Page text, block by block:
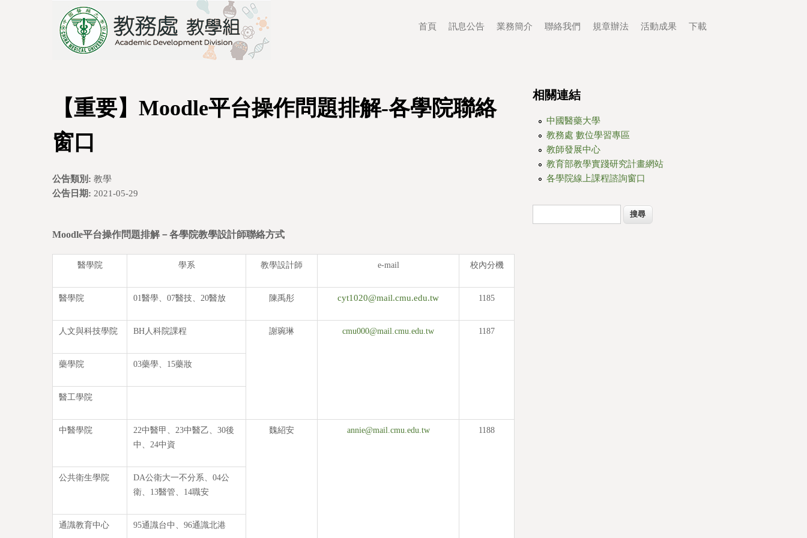
首頁 訊息公告 業務簡介 聯絡我們 規章辦法 活動成果 下載
【重要】Moodle平台操作問題排解-各學院聯絡
窗口
公告類別: 教學
公告日期: 2021-05-29
Moodle平台操作問題排解－各學院教學設計師聯絡方式
醫學院 學系 教學設計師 e-mail 校內分機
醫學院 01醫學、07醫技、20醫放 陳禹彤 cyt1020@mail.cmu.edu.tw 1185
人文與科技學院 BH人科院課程 謝琬琳 cmu000@mail.cmu.edu.tw 1187
藥學院 03藥學、15藥妝
醫工學院
中醫學院
22中醫甲、23中醫乙、30後
中、24中資
魏紹安 annie@mail.cmu.edu.tw 1188
公共衛生學院
DA公衛大一不分系、04公
衛、13醫管、14職安
通識教育中心 95通識台中、96通識北港
相關連結
中國醫藥大學
教務處 數位學習專區
教師發展中心
教育部教學實踐研究計畫網站
各學院線上課程諮詢窗口